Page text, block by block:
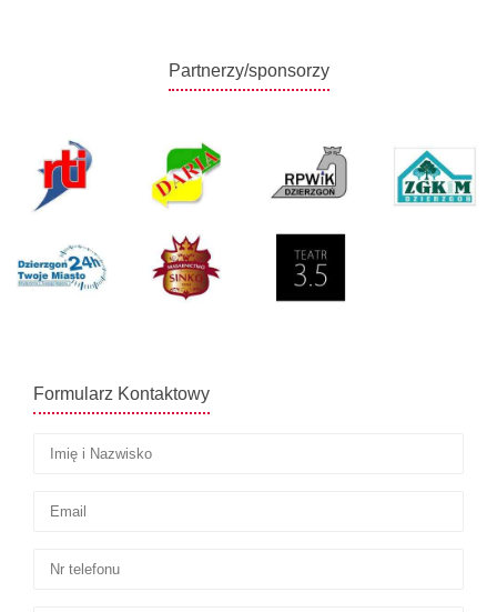
Partnerzy/sponsorzy
Formularz Kontaktowy